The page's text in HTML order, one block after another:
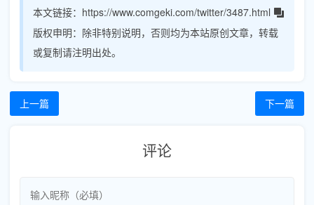
本文链接： https://www.comgeki.com/twitter/3487.html
版权申明： 除非特别说明，否则均为本站原创文章，转载
或复制请注明出处。
上一篇 下一篇
评论